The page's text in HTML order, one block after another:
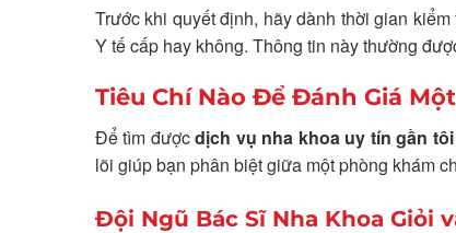
Trước khi quyết định, hãy dành thời gian
Y tế cấp hay không. Thông tin này thường
Tiêu Chí Nào Để Đánh Giá
Để tìm đượcdịch vụ nha khoa uy tín gần
lõi giúp bạn phân biệt giữa một phòng khám
Đội Ngũ Bác Sĩ Nha Khoa Giỏi